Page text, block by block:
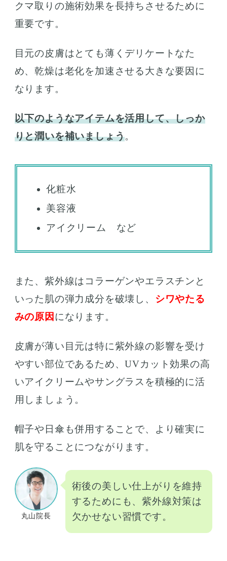
クマ取りの施術効果を長持ちさせるために
重要です。
目元の皮膚はとても薄くデリケートなた
め、乾燥は老化を加速させる大きな要因に
なります。
以下のようなアイテムを活用して、しっか
りと潤いを補いましょう。
化粧水
美容液
アイクリーム など
また、紫外線はコラーゲンやエラスチンと
いった肌の弾力成分を破壊し、
シワやたる
みの原因 になります。
皮膚が薄い目元は特に紫外線の影響を受け
やすい部位であるため、UVカット効果の高
いアイクリームやサングラスを積極的に活
用しましょう。
帽子や日傘も併用することで、より確実に
肌を守ることにつながります。
丸山院長
術後の美しい仕上がりを維持
するためにも、紫外線対策は
欠かせない習慣です。